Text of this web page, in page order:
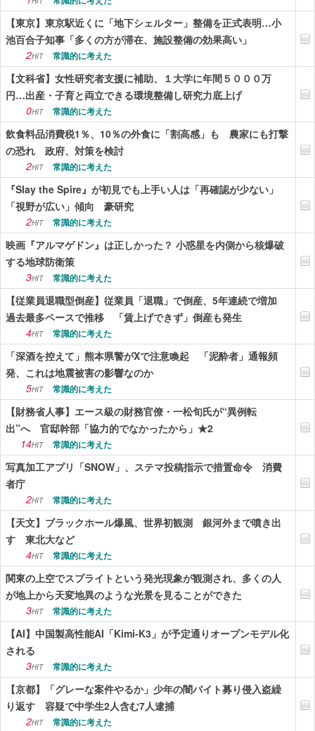
【東京】東京駅近くに「地下シェルター」整備を正式表明…小
池百合子知事「多くの方が滞在、施設整備の効果高い」
2HIT 常識的に考えた
【文科省】女性研究者支援に補助、１大学に年間５０００万
円…出産・子育と両立できる環境整備し研究力底上げ
0HIT 常識的に考えた
飲食料品消費税1％、10％の外食に「割高感」も 農家にも打撃
の恐れ 政府、対策を検討
2HIT 常識的に考えた
『Slay the Spire』が初見でも上手い人は「再確認が少ない」
「視野が広い」傾向 豪研究
2HIT 常識的に考えた
映画『アルマゲドン』は正しかった？ 小惑星を内側から核爆破
する地球防衛策
3HIT 常識的に考えた
【従業員退職型倒産】従業員「退職」で倒産、5年連続で増加
過去最多ペースで推移 「賃上げできず」倒産も発生
4HIT 常識的に考えた
「深酒を控えて」熊本県警がXで注意喚起 「泥酔者」通報頻
発、これは地震被害の影響なのか
5HIT 常識的に考えた
【財務省人事】エース級の財務官僚・一松旬氏が“異例転
出”へ 官邸幹部「協力的でなかったから」★2
14HIT 常識的に考えた
写真加工アプリ「SNOW」、ステマ投稿指示で措置命令 消費
者庁
2HIT 常識的に考えた
【天文】ブラックホール爆風、世界初観測 銀河外まで噴き出
す 東北大など
4HIT 常識的に考えた
関東の上空でスプライトという発光現象が観測され、多くの人
が地上から天変地異のような光景を見ることができた
3HIT 常識的に考えた
【AI】中国製高性能AI「Kimi-K3」が予定通りオープンモデル化
される
3HIT 常識的に考えた
【京都】「グレーな案件やるか」少年の闇バイト募り侵入盗繰
り返す 容疑で中学生2人含む7人逮捕
2HIT 常識的に考えた